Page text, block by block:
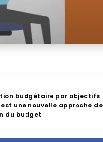
budgétaire par objectifs
est une nouvelle approche de
du budget